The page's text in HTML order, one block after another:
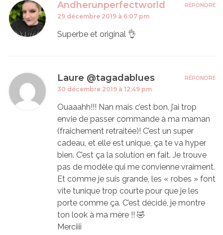
Andherunperfectworld
29 décembre 2019 à 6:07 pm
Superbe et original 👌
RÉPONDRE
Laure @tagadablues
30 décembre 2019 à 12:49 pm
Ouaaahh!!! Nan mais c’est bon, j’ai trop
envie de passer commande à ma maman
(fraîchement retraitée)! C’est un super
cadeau, et elle est unique, ça te va hyper
bien. C’est ça la solution en fait. Je trouve
pas de modèle qui me convienne vraiment.
Et comme je suis grande, les « robes » font
vite tunique trop courte pour que je les
porte comme ça. C’est décidé, je montre
ton look à ma mère !! 🤣
Merciiii
RÉPONDRE